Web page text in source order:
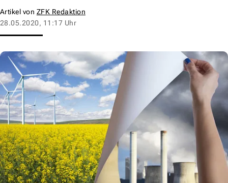
Artikel von ZFK Redaktion
28.05.2020, 11:17 Uhr